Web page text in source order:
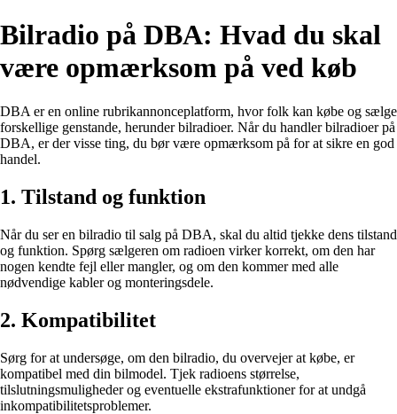
Bilradio på DBA: Hvad du skal
være opmærksom på ved køb
DBA er en online rubrikannonceplatform, hvor folk kan købe og sælge
forskellige genstande, herunder bilradioer. Når du handler bilradioer på
DBA, er der visse ting, du bør være opmærksom på for at sikre en god
handel.
1. Tilstand og funktion
Når du ser en bilradio til salg på DBA, skal du altid tjekke dens tilstand
og funktion. Spørg sælgeren om radioen virker korrekt, om den har
nogen kendte fejl eller mangler, og om den kommer med alle
nødvendige kabler og monteringsdele.
2. Kompatibilitet
Sørg for at undersøge, om den bilradio, du overvejer at købe, er
kompatibel med din bilmodel. Tjek radioens størrelse,
tilslutningsmuligheder og eventuelle ekstrafunktioner for at undgå
inkompatibilitetsproblemer.